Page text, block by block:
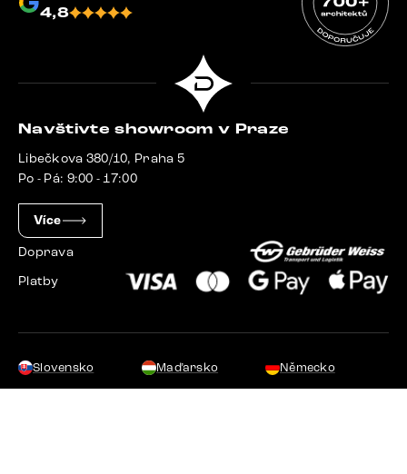
4,8
Navštivte showroom v Praze
Libečkova 380/10, Praha 5
Po - Pá: 9:00 - 17:00
Více
Doprava
Platby
Slovensko Maďarsko Německo